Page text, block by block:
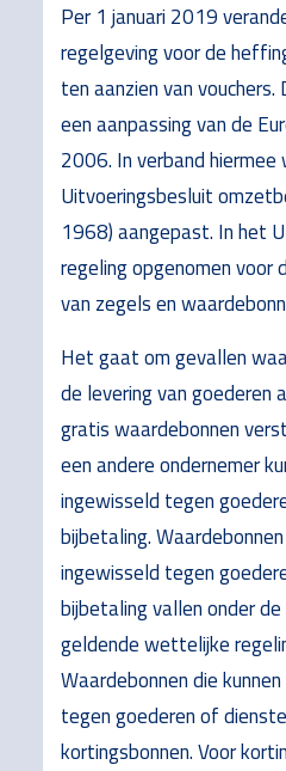
Per 1 januari 2019
regelgeving voor de
ten aanzien van
een aanpassing van de
2006. In verband
Uitvoeringsbesluit
1968) aangepast. In het
regeling opgenomen voor
van zegels en
Het gaat om gevallen
de levering van goederen
gratis waardebonnen
een andere ondernemer
ingewisseld tegen
bijbetaling.
ingewisseld tegen
bijbetaling vallen onder
geldende wettelijke
Waardebonnen die
tegen goederen of
kortingsbonnen. Voor